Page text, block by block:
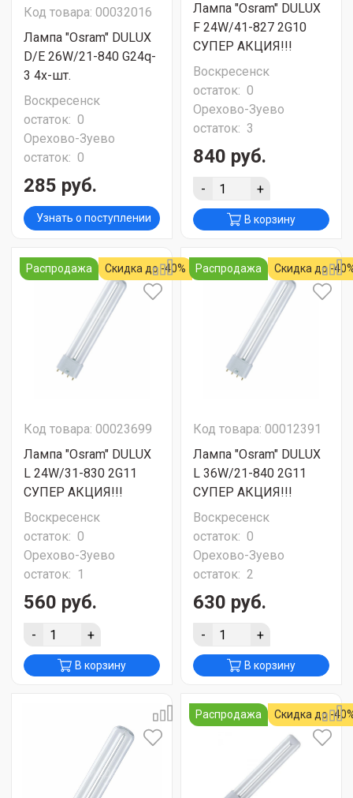
Код товара: 00032016
Лампа "Osram" DULUX
D/E 26W/21-840 G24q-
3 4х-шт.
Воскресенск
остаток: 0
Орехово-Зуево
остаток: 0
285 руб.
Узнать о поступлении
Лампа "Osram" DULUX
F 24W/41-827 2G10
СУПЕР АКЦИЯ!!!
Воскресенск
остаток: 0
Орехово-Зуево
остаток: 3
840 руб.
- +
В корзину
Распродажа Скидка до -40%
Код товара: 00023699
Лампа "Osram" DULUX
L 24W/31-830 2G11
СУПЕР АКЦИЯ!!!
Воскресенск
остаток: 0
Орехово-Зуево
остаток: 1
560 руб.
- +
В корзину
Распродажа Скидка до -
Код товара: 00012391
Лампа "Osram" DULUX
L 36W/21-840 2G11
СУПЕР АКЦИЯ!!!
Воскресенск
остаток: 0
Орехово-Зуево
остаток: 2
630 руб.
- +
В корзину
Распродажа Скидка до -